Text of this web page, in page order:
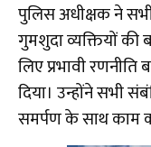
पुलिस अधीक्षक ने सभी
गुमशुदा व्यक्तियों की
लिए प्रभावी
दिया। उन्होंने सभी
समर्पण के साथ काम